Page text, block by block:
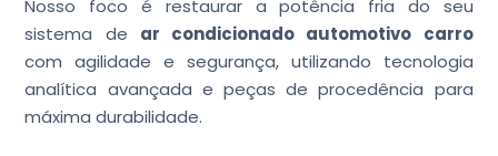
Nosso foco é restaurar a potência fria do seu
sistema de ar condicionado automotivo carro
com agilidade e segurança, utilizando tecnologia
analítica avançada e peças de procedência para
máxima durabilidade.